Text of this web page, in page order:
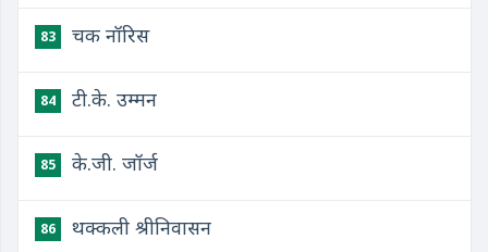
83 चक नॉरिस
84 टी.के. उम्मन
85 के.जी. जॉर्ज
86 थक्कली श्रीनिवासन